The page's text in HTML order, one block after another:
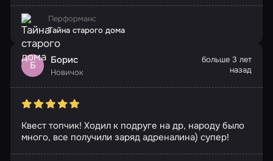
Перформанс
Тайна старого дома
Б Борис
Новичок
больше 3 лет
назад
Квест топчик! Ходил к подруге на др, народу было
много, все получили заряд адреналина) супер!